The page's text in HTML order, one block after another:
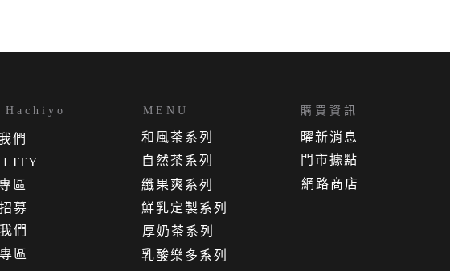
募
Hachiyo
們
區
網路商店
門市據點
曜新消息
購買資訊
們
區
乳酸樂多系列
厚奶茶系列
鮮乳定製系列
纖果爽系列
自然茶系列
和風茶系列
MENU